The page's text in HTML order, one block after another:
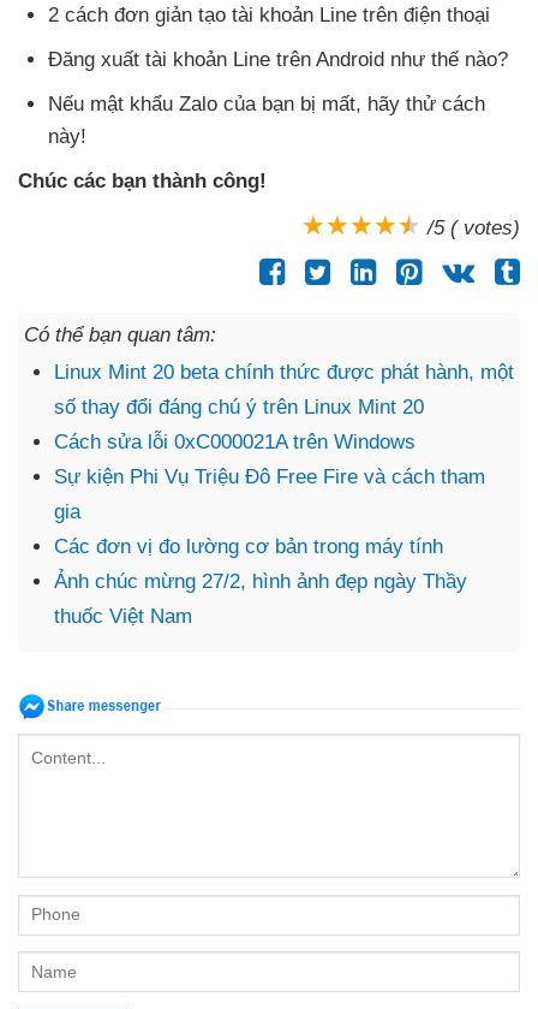
2 cách đơn giản tạo tài khoản Line trên điện thoại
Đăng xuất tài khoản Line trên Android như thế nào?
Nếu mật khẩu Zalo của bạn bị mất, hãy thử cách
này!
Chúc các bạn thành công!
/5 ( votes)
Có thể bạn quan tâm:
Linux Mint 20 beta chính thức được phát hành, một
số thay đổi đáng chú ý trên Linux Mint 20
Cách sửa lỗi 0xC000021A trên Windows
Sự kiện Phi Vụ Triệu Đô Free Fire và cách tham
gia
Các đơn vị đo lường cơ bản trong máy tính
Ảnh chúc mừng 27/2, hình ảnh đẹp ngày Thầy
thuốc Việt Nam